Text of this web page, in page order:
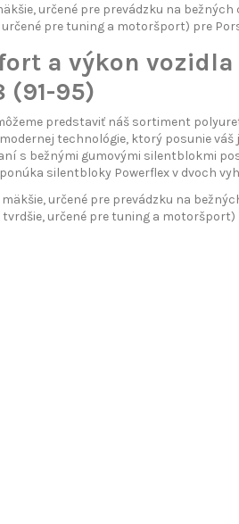
určené pre prevádzku na
určené pre tuning a motoršport) pre
a výkon
(91-95)
predstaviť náš sortiment
technológie, ktorý posunie
s bežnými gumovými silentblokmi
silentbloky Powerflex v dvoch
mäkšie, určené pre prevádzku na
tvrdšie, určené pre tuning a motoršport)